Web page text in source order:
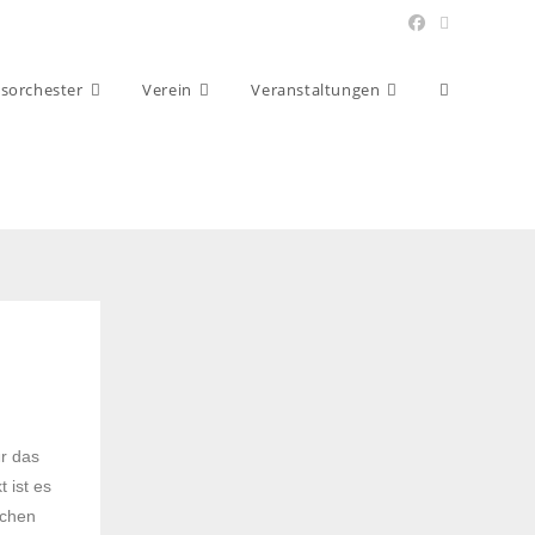
Verein Veranstaltungen
das
ist es